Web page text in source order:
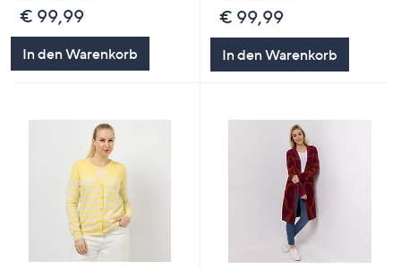
€ 99,99
In den Warenkorb
€ 99,99
In den Warenkorb